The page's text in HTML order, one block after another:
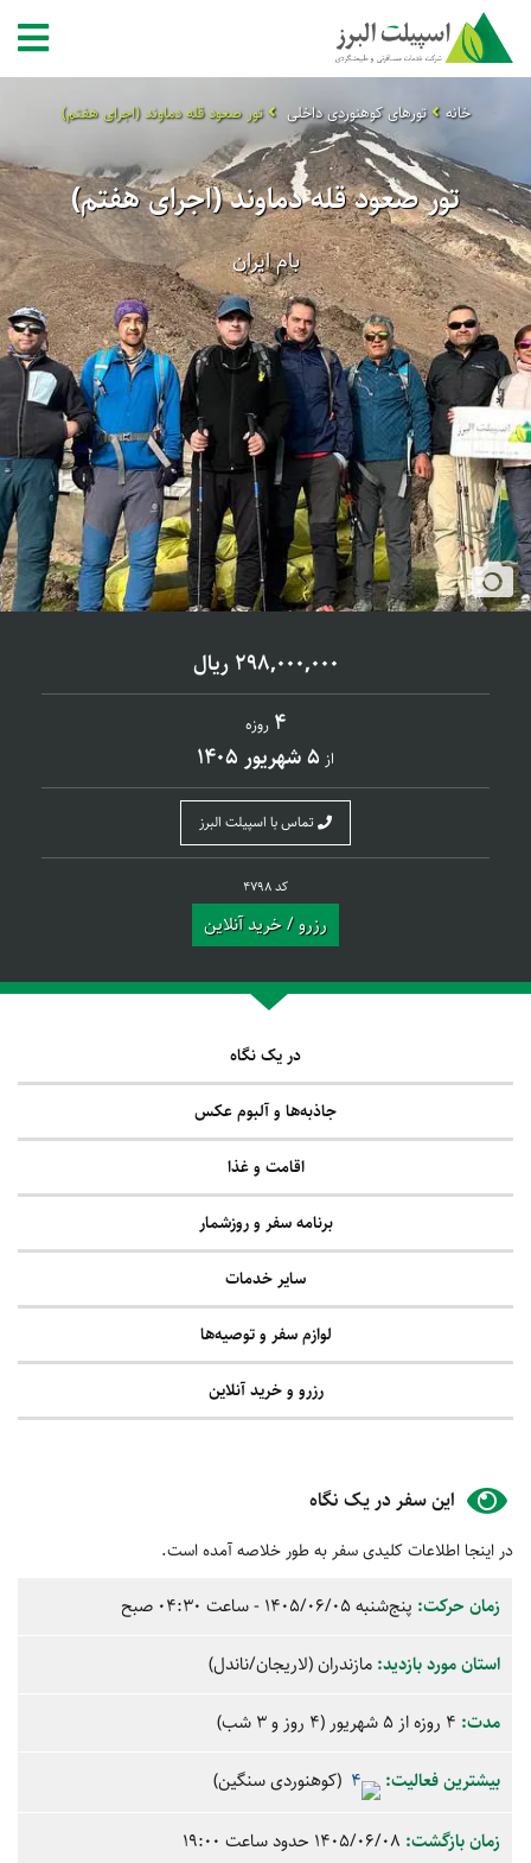
خانه تورهای کوهنوردی داخلی تور صعود قله دماوند (اجرای هفتم)
تور صعود قله دماوند (اجرای هفتم)
بام ایران
298,000,000 ریال
4 روزه
از 5 شهریور 1405
تماس با اسپیلت البرز
کد 4798
رزرو / خرید آنلاین
در یک نگاه
جاذبه‌ها و آلبوم عکس
اقامت و غذا
برنامه سفر و روزشمار
سایر خدمات
لوازم سفر و توصیه‌ها
رزرو و خرید آنلاین
این سفر در یک نگاه
در اینجا اطلاعات کلیدی سفر به طور خلاصه آمده است.
زمان حرکت: پنج‌شنبه1405/06/05 - ساعت 04:30 صبح
استان‌ مورد بازدید: مازندران(لاریجان/ناندل)
مدت: 4 روزه از 5 شهریور (4 روز و 3 شب)
بیشترین فعالیت: (کوهنوردی سنگین)
زمان بازگشت: 1405/06/08 حدود ساعت 19:00